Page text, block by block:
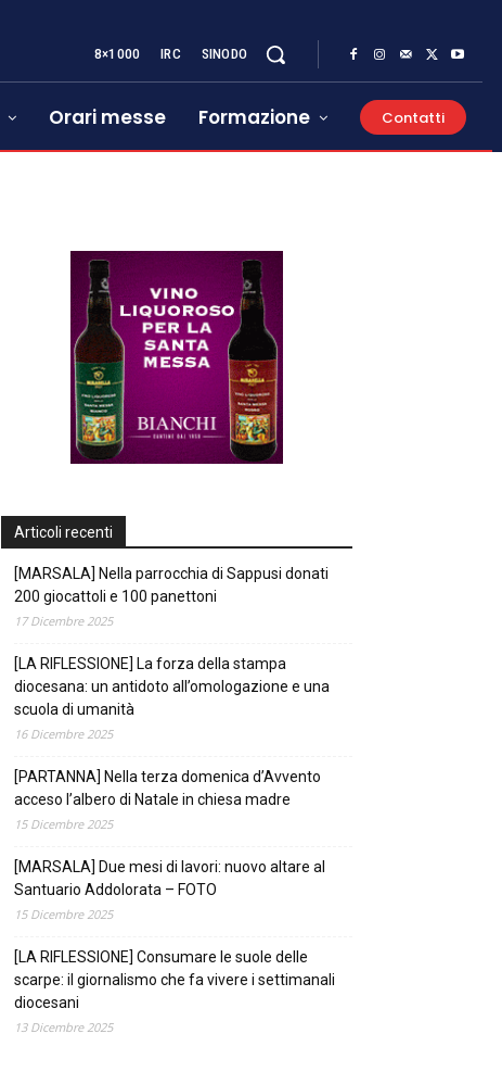
8×1000 IRC SINODO
Orari messe Formazione Contatti
Articoli recenti
[MARSALA] Nella parrocchia di Sappusi donati
200 giocattoli e 100 panettoni
17 Dicembre 2025
[LA RIFLESSIONE] La forza della stampa
diocesana: un antidoto all’omologazione e una
scuola di umanità
16 Dicembre 2025
[PARTANNA] Nella terza domenica d’Avvento
acceso l’albero di Natale in chiesa madre
15 Dicembre 2025
[MARSALA] Due mesi di lavori: nuovo altare al
Santuario Addolorata – FOTO
15 Dicembre 2025
[LA RIFLESSIONE] Consumare le suole delle
scarpe: il giornalismo che fa vivere i settimanali
diocesani
13 Dicembre 2025